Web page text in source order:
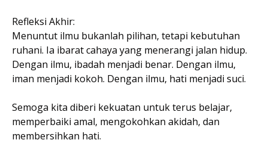
Refleksi Akhir:
Menuntut ilmu bukanlah pilihan, tetapi kebutuhan
ruhani. Ia ibarat cahaya yang menerangi jalan hidup.
Dengan ilmu, ibadah menjadi benar. Dengan ilmu,
iman menjadi kokoh. Dengan ilmu, hati menjadi suci.
Semoga kita diberi kekuatan untuk terus belajar,
memperbaiki amal, mengokohkan akidah, dan
membersihkan hati.